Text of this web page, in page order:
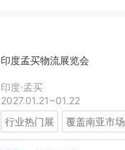
印度孟买物流展览会
印度·孟买
2027.01.21~01.22
行业热门展
覆盖南亚市场